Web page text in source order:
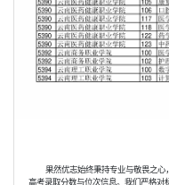
果然优志始终秉持专业与敬畏之
高考录取分数与位次信息。我们严格